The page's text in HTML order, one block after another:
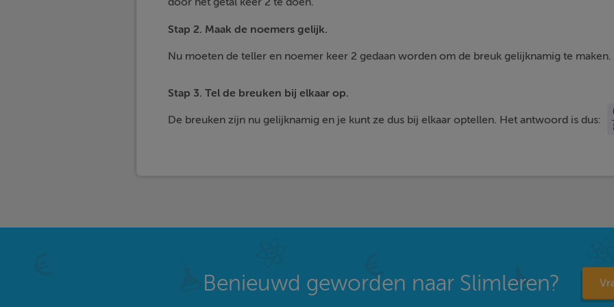
Stap 2. Maak de noemers gelijk.
Nu moeten de teller en noemer keer 2 gedaan worden om de breuk gelijknamig te maken.
Stap 3. Tel de breuken bij elkaar op.
De breuken zijn nu gelijknamig en je kunt ze dus bij elkaar optellen. Het antwoord is dus:
Benieuwd geworden naar Slimleren?